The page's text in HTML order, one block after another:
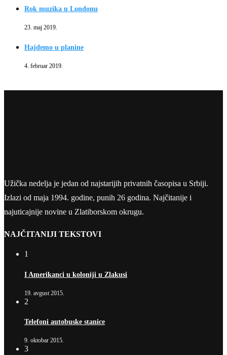
Rok muzika u Londonu
23. maj 2019.
Hajdemo u planine
4. februar 2019.
Užička nedelja je jedan od najstarijih privatnih časopisa u Srbiji.
Izlazi od maja 1994. godine, punih 26 godina. Najčitanije i
najuticajnije novine u Zlatiborskom okrugu.
NAJČITANIJI TEKSTOVI
1
I Amerikanci u koloniji u Zlakusi
19. avgust 2015.
2
Telefoni autobuske stanice
9. oktobar 2015.
3